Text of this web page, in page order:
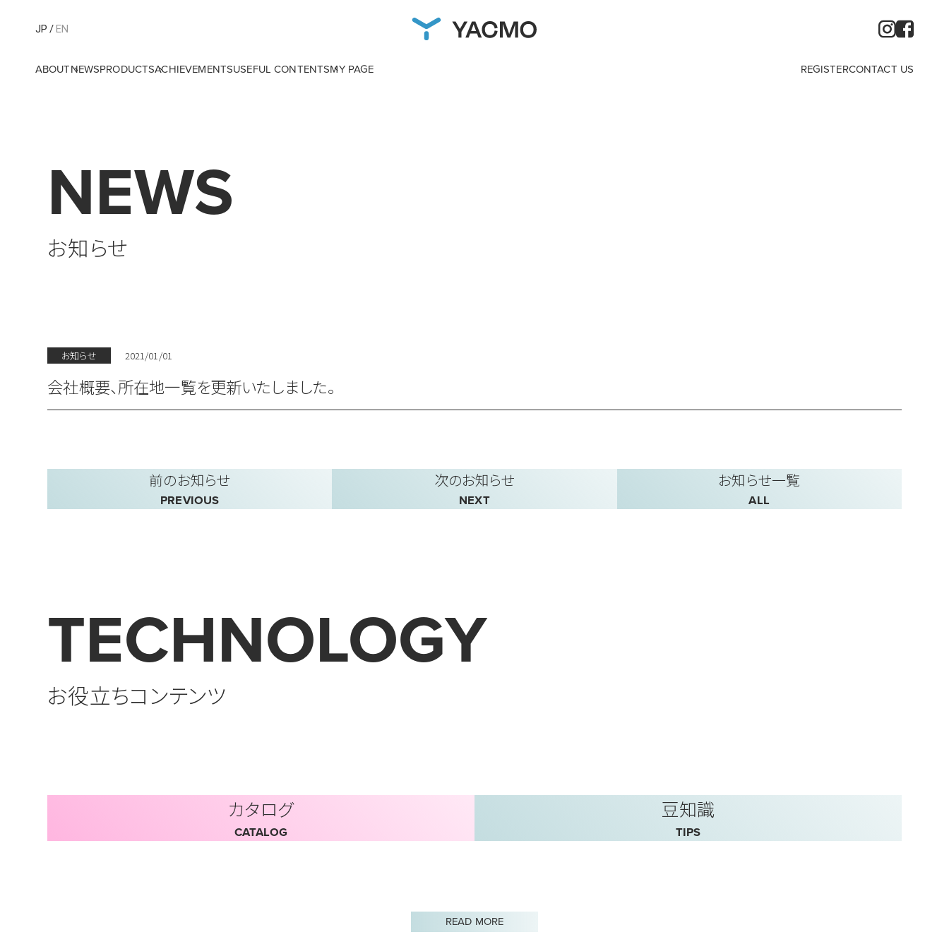
JP EN
ABOUTNEWSPRODUCTSACHIEVEMENTSUSEFUL CONTENTSMY PAGE REGISTERCONTACT US
NEWS
お知らせ
お知らせ 2021/01/01
会社概要、所在地一覧を更新いたしました。
前のお知らせ
PREVIOUS
次のお知らせ
NEXT
お知らせ一覧
ALL
TECHNOLOGY
お役立ちコンテンツ
カタログ
CATALOG
豆知識
TIPS
READ MORE